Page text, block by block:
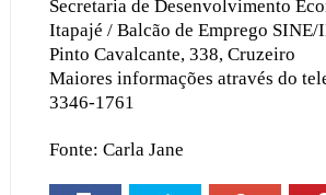
Secretaria de Desenvolvimento
Itapajé / Balcão de Emprego SINE/
Pinto Cavalcante, 338, Cruzeiro
Maiores informações através do
3346-1761
Fonte: Carla Jane